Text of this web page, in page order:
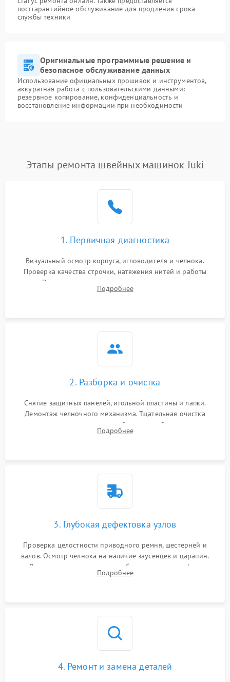
постгарантийное обслуживание для продления срока
службы техники
Оригинальные программные решение и
безопасное обслуживание данных
Использование официальных прошивок и инструментов,
аккуратная работа с пользовательскими данными:
резервное копирование, конфиденциальность и
восстановление информации при необходимости
Этапы ремонта швейных машинок Juki
1. Первичная диагностика
Визуальный осмотр корпуса, игловодителя и челнока.
Проверка качества строчки, натяжения нитей и работы
педали. Выявление посторонних стуков, пропусков стежков,
обрывов нити или заклинивания механизмов на тестовом
Подробнее
2. Разборка и очистка
Снятие защитных панелей, игольной пластины и лапки.
Демонтаж челночного механизма. Тщательная очистка
внутренних узлов от скопившейся тканевой пыли, очесов,
остатков старой смазки и обрывков нитей с помощью
Подробнее
3. Глубокая дефектовка узлов
Проверка целостности приводного ремня, шестерней и
валов. Осмотр челнока на наличие заусенцев и царапин.
Диагностика электромотора, блока управления (для
компьютерных машин), нитевдевателя и механизма
Подробнее
4. Ремонт и замена деталей